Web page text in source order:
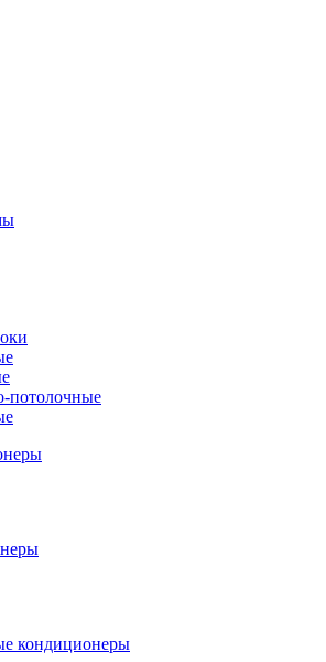
потолочные
кондиционеры